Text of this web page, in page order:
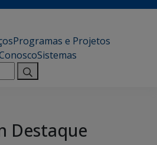
Programas e Projetos
Sistemas
Destaque